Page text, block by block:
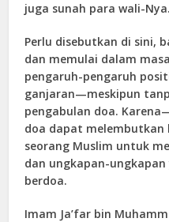
juga sunah para wali-Nya.
Perlu disebutkan di sini,
dan memulai dalam
pengaruh-pengaruh
ganjaran—meskipun
pengabulan doa.
doa dapat
seorang Muslim untuk
dan ungkapan-
berdoa.
Imam Ja’far bin